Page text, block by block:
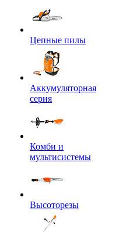
Цепные пилы
Аккумуляторная
серия
Комби и
мультисистемы
Высоторезы